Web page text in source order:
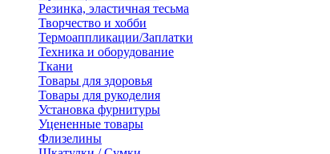
Резинка, эластичная тесьма
Творчество и хобби
Термоаппликации/Заплатки
Техника и оборудование
Ткани
Товары для здоровья
Товары для рукоделия
Установка фурнитуры
Уцененные товары
Флизелины